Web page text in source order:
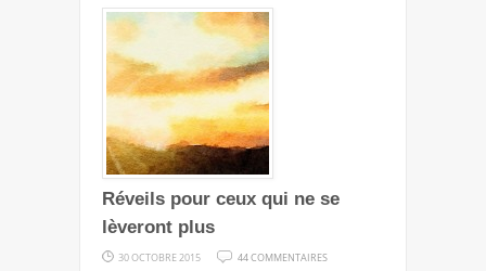
Réveils pour ceux qui ne se
lèveront plus
30 OCTOBRE 2015 44 COMMENTAIRES